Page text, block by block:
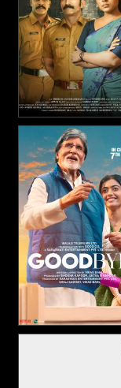
Soothravakyam
Goodbye